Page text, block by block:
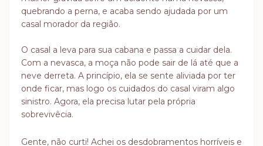
quebrando a perna, e acaba sendo ajudada por um
casal morador da região.
O casal a leva para sua cabana e passa a cuidar dela.
Com a nevasca, a moça não pode sair de lá até que a
neve derreta. A princípio, ela se sente aliviada por ter
onde ficar, mas logo os cuidados do casal viram algo
sinistro. Agora, ela precisa lutar pela própria
sobrevivêcia.
Gente, não curti! Achei os desdobramentos horríveis e